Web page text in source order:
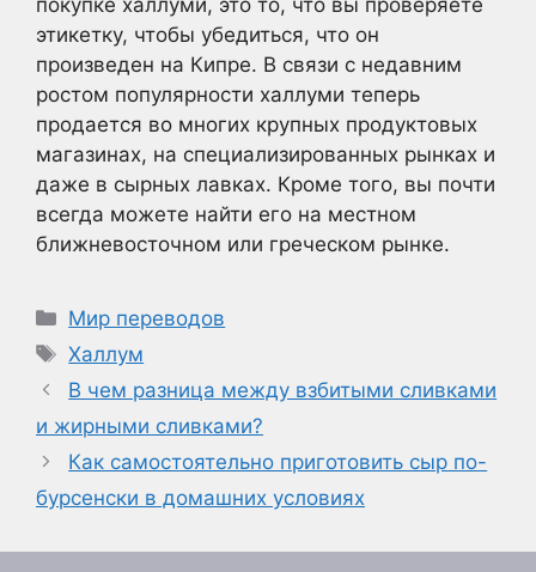
покупке халлуми, это то, что вы проверяете
этикетку, чтобы убедиться, что он
произведен на Кипре. В связи с недавним
ростом популярности халлуми теперь
продается во многих крупных продуктовых
магазинах, на специализированных рынках и
даже в сырных лавках. Кроме того, вы почти
всегда можете найти его на местном
ближневосточном или греческом рынке.
Рубрики
Мир переводов
Метки
Халлум
В чем разница между взбитыми сливками
и жирными сливками?
Как самостоятельно приготовить сыр по-
бурсенски в домашних условиях